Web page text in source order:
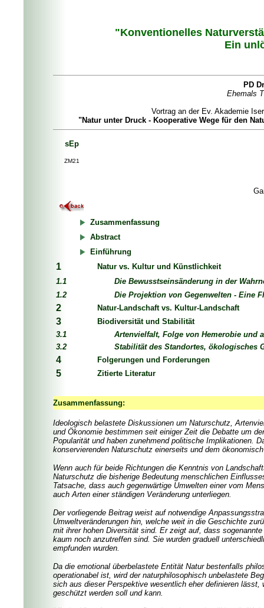
"Konventionelles
Ein
PD
Ehemals
Vortrag an der Ev. Akademie
"Natur unter Druck - Kooperative Wege für den
sEp
ZM21
Zusammenfassung
Abstract
Einführung
1
Natur vs. Kultur und Künstlichkeit
1.1
Die Bewusstseinsänderung in der
1.2
Die Projektion von Gegenwelten - Eine
2 Natur-Landschaft vs. Kultur-Landschaft
3
Biodiversität und Stabilität
3.1
Artenvielfalt, Folge von Hemerobie und
3.2
Stabilität des Standortes, ökologisches
4 Folgerungen und Forderungen
5 Zitierte Literatur
Zusammenfassung:
Ideologisch belastete Diskussionen um Naturschutz,
und Ökonomie bestimmen seit einiger Zeit die Debatte um
Popularität und haben zunehmend politische Implikationen.
konservierenden Naturschutz einerseits und dem
Wenn auch für beide Richtungen die Kenntnis von
Naturschutz die bisherige Bedeutung menschlichen
Tatsache, dass auch gegenwärtige Umwelten einer vom
auch Arten einer ständigen Veränderung unterliegen.
Der vorliegende Beitrag weist auf notwendige
Umweltveränderungen hin, welche weit in die Geschichte
mit ihrer hohen Diversität sind. Er zeigt auf, dass
kaum noch anzutreffen sind. Sie wurden graduell
empfunden wurden.
Da die emotional überbelastete Entität Natur bestenfalls
operationabel ist, wird der naturphilosophisch unbelastete
sich aus dieser Perspektive wesentlich eher definieren
geschützt werden soll und kann.